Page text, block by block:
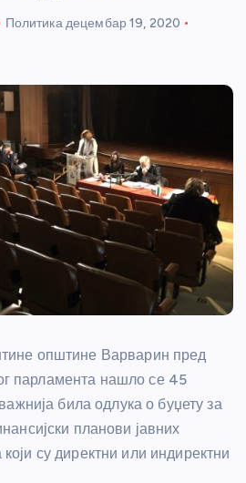
Политикадецембар 19, 2020
општине Варварин пред
парламента нашло се 45
била одлука о буџету за
планови јавних
су директни или индиректни